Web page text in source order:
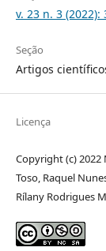
v. 23 n. 3
Seção
Artigos
Licença
Copyright (c) 2022
Toso, Raquel
Rílany Rodrigues